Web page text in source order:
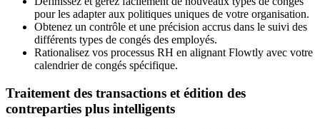
pour les adapter aux politiques uniques de votre organisation.
Obtenez un contrôle et une précision accrus dans le suivi des
différents types de congés des employés.
Rationalisez vos processus RH en alignant Flowtly avec votre
calendrier de congés spécifique.
Traitement des transactions et édition des
contreparties plus intelligents